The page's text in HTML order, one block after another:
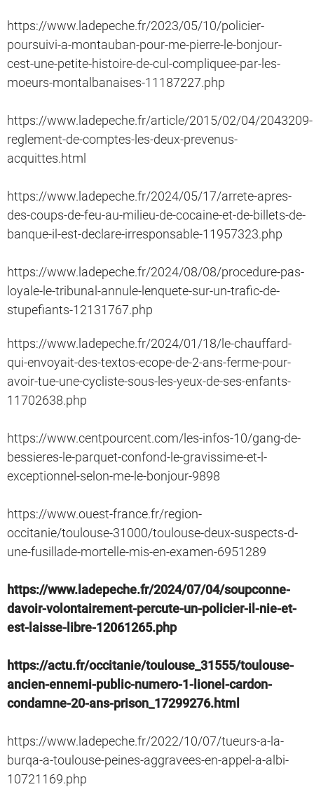
https://www.ladepeche.fr/2023/05/10/policier-
poursuivi-a-montauban-pour-me-pierre-le-bonjour-
cest-une-petite-histoire-de-cul-compliquee-par-les-
moeurs-montalbanaises-11187227.php
https://www.ladepeche.fr/article/2015/02/04/2043209-
reglement-de-comptes-les-deux-prevenus-
acquittes.html
https://www.ladepeche.fr/2024/05/17/arrete-apres-
des-coups-de-feu-au-milieu-de-cocaine-et-de-billets-de-
banque-il-est-declare-irresponsable-11957323.php
https://www.ladepeche.fr/2024/08/08/procedure-pas-
loyale-le-tribunal-annule-lenquete-sur-un-trafic-de-
stupefiants-12131767.php
https://www.ladepeche.fr/2024/01/18/le-chauffard-
qui-envoyait-des-textos-ecope-de-2-ans-ferme-pour-
avoir-tue-une-cycliste-sous-les-yeux-de-ses-enfants-
11702638.php
https://www.centpourcent.com/les-infos-10/gang-de-
bessieres-le-parquet-confond-le-gravissime-et-l-
exceptionnel-selon-me-le-bonjour-9898
https://www.ouest-france.fr/region-
occitanie/toulouse-31000/toulouse-deux-suspects-d-
une-fusillade-mortelle-mis-en-examen-6951289
https://www.ladepeche.fr/2024/07/04/soupconne-
davoir-volontairement-percute-un-policier-il-nie-et-
est-laisse-libre-12061265.php
https://actu.fr/occitanie/toulouse_31555/toulouse-
ancien-ennemi-public-numero-1-lionel-cardon-
condamne-20-ans-prison_17299276.html
https://www.ladepeche.fr/2022/10/07/tueurs-a-la-
burqa-a-toulouse-peines-aggravees-en-appel-a-albi-
10721169.php